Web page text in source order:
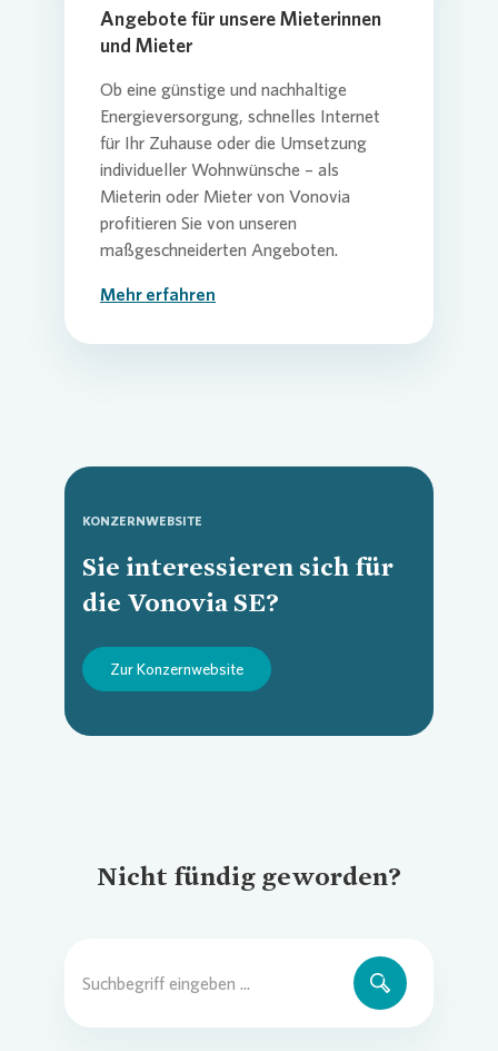
Angebote für unsere Mieterinnen
und Mieter
Ob eine günstige und nachhaltige
Energieversorgung, schnelles Internet
für Ihr Zuhause oder die Umsetzung
individueller Wohnwünsche – als
Mieterin oder Mieter von Vonovia
profitieren Sie von unseren
maßgeschneiderten Angeboten.
Mehr erfahren
KONZERNWEBSITE
Sie interessieren sich für
die Vonovia SE?
Zur Konzernwebsite
Loading...
Nicht fündig geworden?